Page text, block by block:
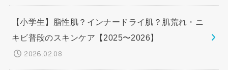
【小学生】脂性肌？インナードライ肌？肌荒れ・ニ
キビ普段のスキンケア【2025〜2026】
2026.02.08